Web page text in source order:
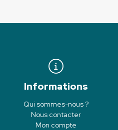
Informations
Qui sommes-nous ?
Nous contacter
Mon compte